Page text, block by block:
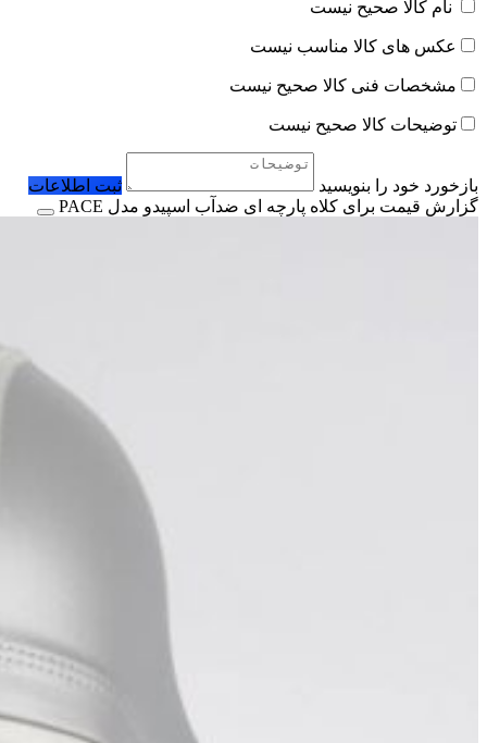
نام کالا صحیح نیست
عکس های کالا مناسب نیست
مشخصات فنی کالا صحیح نیست
توضیحات کالا صحیح نیست
بازخورد خود را بنویسید
ثبت اطلاعات
گزارش قیمت برای کلاه پارچه ای ضدآب اسپیدو مدل PACE